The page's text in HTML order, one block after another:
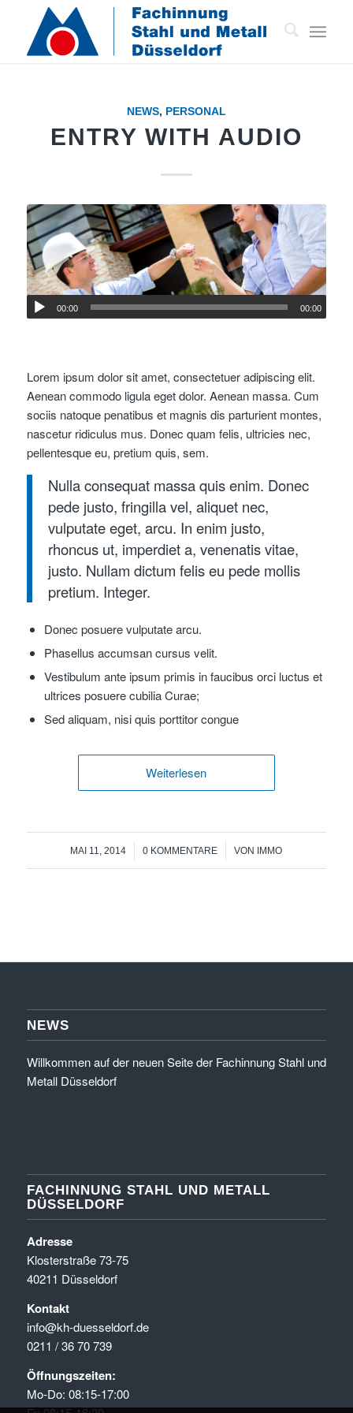
NEWS, PERSONAL
ENTRY WITH AUDIO
00:00 00:00
Lorem ipsum dolor sit amet, consectetuer adipiscing elit.
Aenean commodo ligula eget dolor. Aenean massa. Cum
sociis natoque penatibus et magnis dis parturient montes,
nascetur ridiculus mus. Donec quam felis, ultricies nec,
pellentesque eu, pretium quis, sem.
Nulla consequat massa quis enim. Donec
pede justo, fringilla vel, aliquet nec,
vulputate eget, arcu. In enim justo,
rhoncus ut, imperdiet a, venenatis vitae,
justo. Nullam dictum felis eu pede mollis
pretium. Integer.
Donec posuere vulputate arcu.
Phasellus accumsan cursus velit.
Vestibulum ante ipsum primis in faucibus orci luctus et
ultrices posuere cubilia Curae;
Sed aliquam, nisi quis porttitor congue
Weiterlesen
MAI 11, 2014
/ 0 KOMMENTARE
/ VON IMMO
NEWS
Willkommen auf der neuen Seite der Fachinnung Stahl und
Metall Düsseldorf
FACHINNUNG STAHL UND METALL
DÜSSELDORF
Adresse
Klosterstraße 73-75
40211 Düsseldorf
Kontakt
info@kh-duesseldorf.de
0211 / 36 70 739
Öffnungszeiten:
Mo-Do: 08:15-17:00